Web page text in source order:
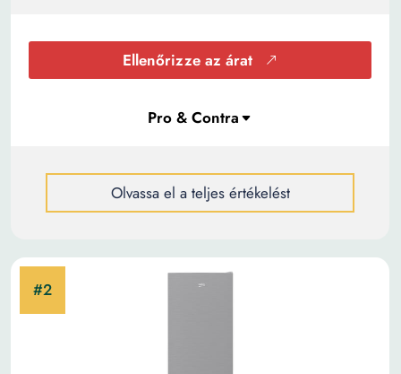
Ellenőrizze az árat
Olvassa el a teljes értékelést